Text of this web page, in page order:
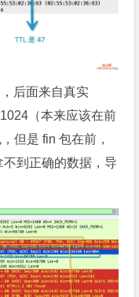
后面来自真实
（本来应该在前
但是 fin 包在前，
到正确的数据，导